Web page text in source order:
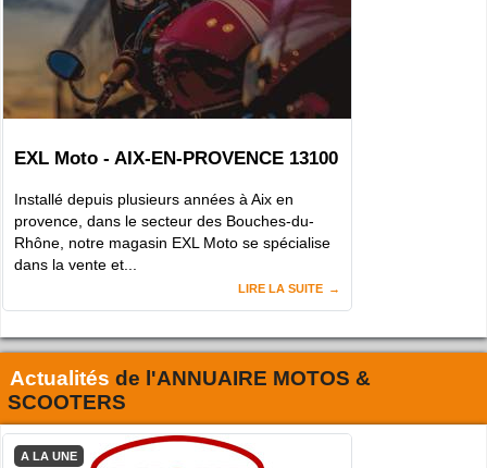
EXL Moto - AIX-EN-PROVENCE 13100
Installé depuis plusieurs années à Aix en
provence, dans le secteur des Bouches-du-
Rhône, notre magasin EXL Moto se spécialise
dans la vente et...
LIRE LA SUITE
Actualités de l'ANNUAIRE MOTOS &
SCOOTERS
A LA UNE